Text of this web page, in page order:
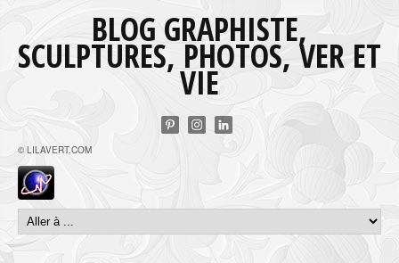
BLOG GRAPHISTE,
SCULPTURES, PHOTOS, VER ET
VIE
© LILAVERT.COM